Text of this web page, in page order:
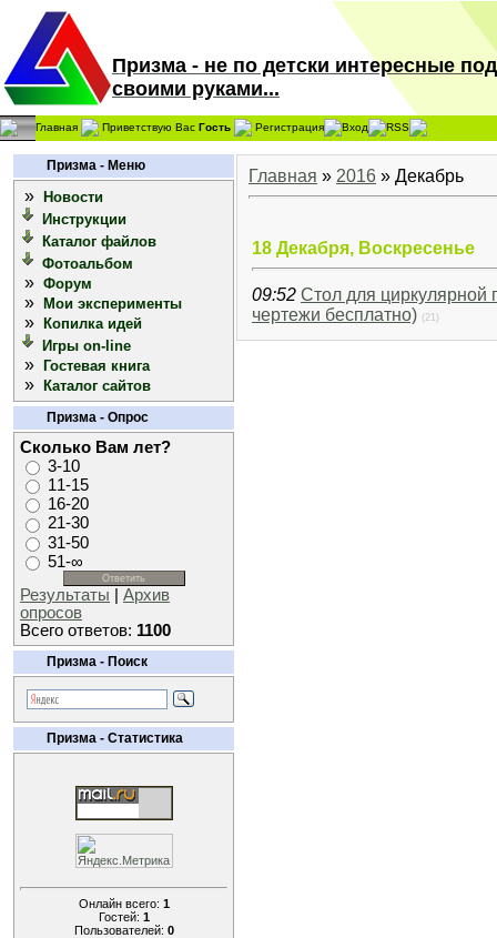
Призма - не по детски интересные
своими руками...
Главная Приветствую Вас Гость Регистрация Вход RSS
Призма - Меню
»
Новости
Инструкции
Каталог файлов
Фотоальбом
» Форум
» Мои эксперименты
»
Копилка идей
Игры on-line
» Гостевая книга
» Каталог сайтов
Призма - Опрос
Сколько Вам лет?
3-10
11-15
16-20
21-30
31-50
51-∞
Результаты
Архив
опросов
Всего ответов: 1100
Призма - Поиск
Призма - Статистика
Онлайн всего: 1
Гостей: 1
Пользователей: 0
Главная » 2016 » Декабрь
18 Декабря, Воскресенье
09:52 Стол для циркулярной
чертежи бесплатно) (21)